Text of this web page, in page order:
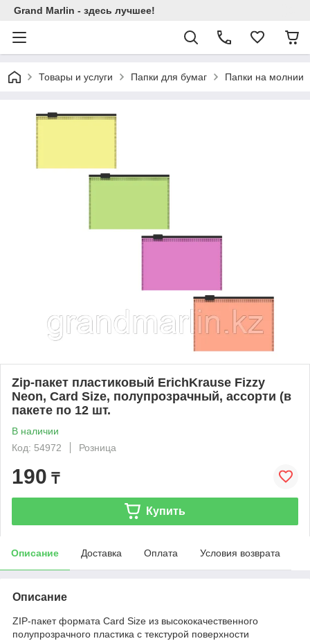
Grand Marlin - здесь лучшее!
Товары и услуги Папки для бумаг Папки на молнии
Zip-пакет пластиковый ErichKrause Fizzy
Neon, Card Size, полупрозрачный, ассорти (в
пакете по 12 шт.
В наличии
Код: 54972
Розница
190 ₸
Купить
Описание Доставка Оплата Условия возврата
Описание
ZIP-пакет формата Card Size из высококачественного
полупрозрачного пластика с текстурой поверхности